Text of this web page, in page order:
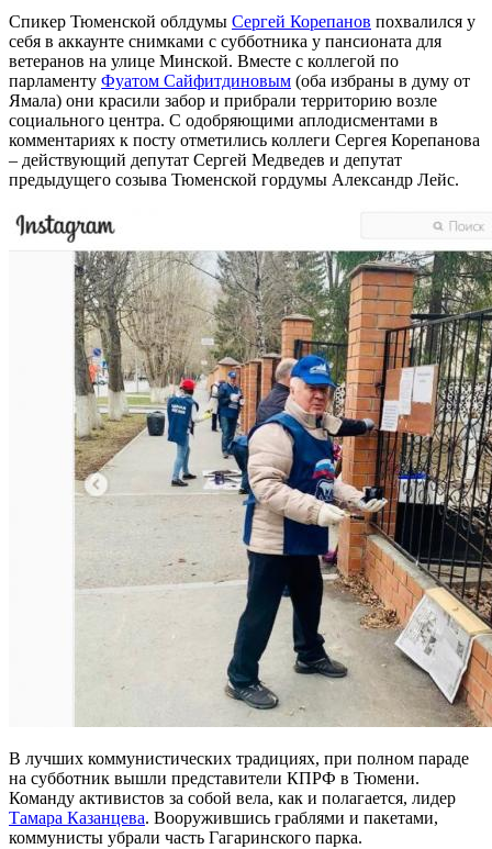
Спикер Тюменской облдумы Сергей Корепанов похвалился у
себя в аккаунте снимками с субботника у пансионата для
ветеранов на улице Минской. Вместе с коллегой по
парламенту Фуатом Сайфитдиновым (оба избраны в думу от
Ямала) они красили забор и прибрали территорию возле
социального центра. С одобряющими аплодисментами в
комментариях к посту отметились коллеги Сергея Корепанова
– действующий депутат Сергей Медведев и депутат
предыдущего созыва Тюменской гордумы Александр Лейс.
В лучших коммунистических традициях, при полном параде
на субботник вышли представители КПРФ в Тюмени.
Команду активистов за собой вела, как и полагается, лидер
Тамара Казанцева. Вооружившись граблями и пакетами,
коммунисты убрали часть Гагаринского парка.